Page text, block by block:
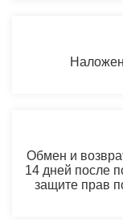
Обмен и
14 дней после
защите прав